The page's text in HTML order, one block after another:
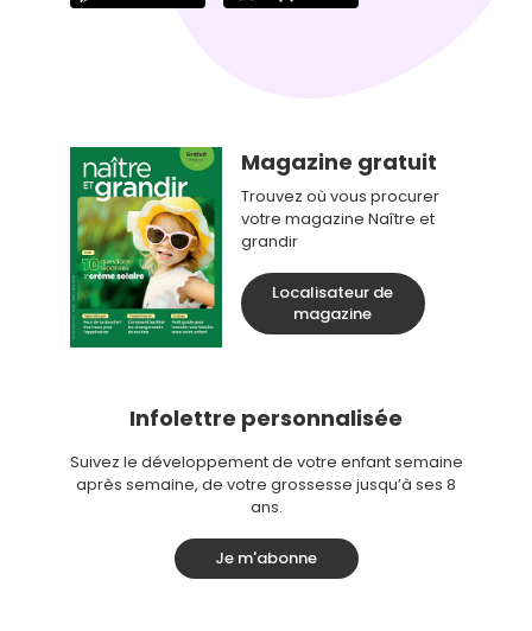
Magazine gratuit
Trouvez où vous procurer
votre magazine Naître et
grandir
Localisateur de
magazine
Infolettre personnalisée
Suivez le développement de votre enfant semaine
après semaine, de votre grossesse jusqu’à ses 8
ans.
Je m'abonne